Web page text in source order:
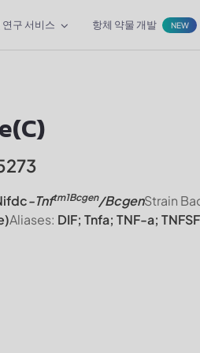
연구 서비스 항체 약물 개발 NEW
-Tnftm1Bcgen/BcgenStrain
Aliases: DIF; Tnfa; TNF-a;